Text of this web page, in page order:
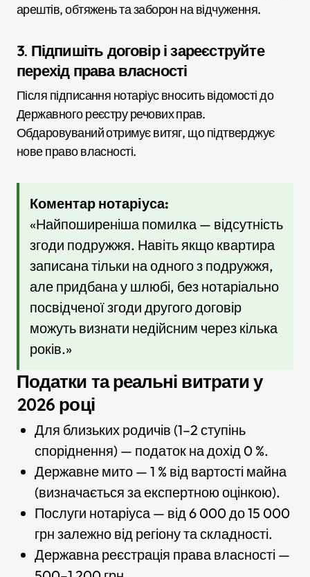
арештів, обтяжень та заборон на відчуження.
3. Підпишіть договір і зареєструйте
перехід права власності
Після підписання нотаріус вносить відомості до
Державного реєстру речових прав.
Обдаровуваний отримує витяг, що підтверджує
нове право власності.
Коментар нотаріуса:
«Найпоширеніша помилка — відсутність
згоди подружжя. Навіть якщо квартира
записана тільки на одного з подружжя,
але придбана у шлюбі, без нотаріально
посвідченої згоди другого договір
можуть визнати недійсним через кілька
років.»
Податки та реальні витрати у
2026 році
Для близьких родичів (1–2 ступінь
споріднення) — податок на дохід 0 %.
Державне мито — 1 % від вартості майна
(визначається за експертною оцінкою).
Послуги нотаріуса — від 6 000 до 15 000
грн залежно від регіону та складності.
Державна реєстрація права власності —